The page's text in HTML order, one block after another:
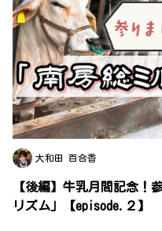
大和田 百合香
【後編】牛乳月間記念！
リズム」【episode.２】